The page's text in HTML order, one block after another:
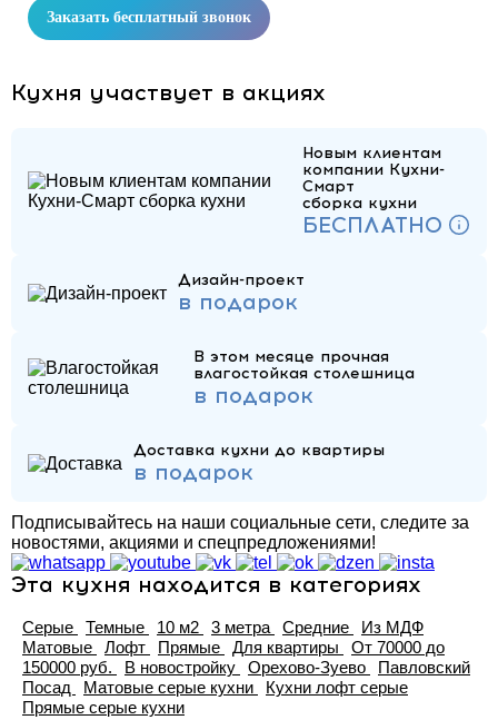
Заказать бесплатный звонок
Кухня участвует в акциях
Новым клиентам
компании Кухни-
Смарт
сборка кухни
БЕСПЛАТНО
Дизайн-проект
в подарок
В этом месяце прочная
влагостойкая столешница
в подарок
Доставка кухни до квартиры
в подарок
Подписывайтесь на наши социальные сети, следите за
новостями, акциями и спецпредложениями!
Эта кухня находится в категориях
Серые Темные 10 м2 3 метра Средние
Из МДФ
Матовые
Лофт Прямые Для квартиры
От 70000 до
150000 руб.
В новостройку Орехово-Зуево
Павловский
Посад
Матовые серые кухни
Кухни лофт серые
Прямые серые кухни